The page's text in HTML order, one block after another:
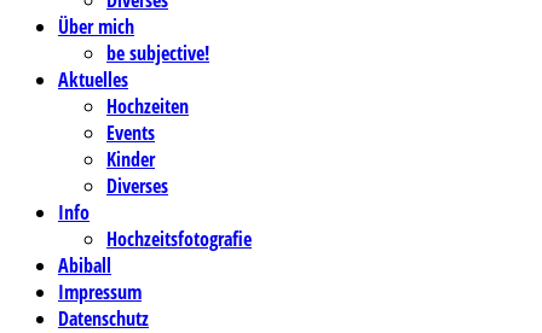
Über mich
be subjective!
Aktuelles
Hochzeiten
Events
Kinder
Diverses
Info
Hochzeitsfotografie
Abiball
Impressum
Datenschutz